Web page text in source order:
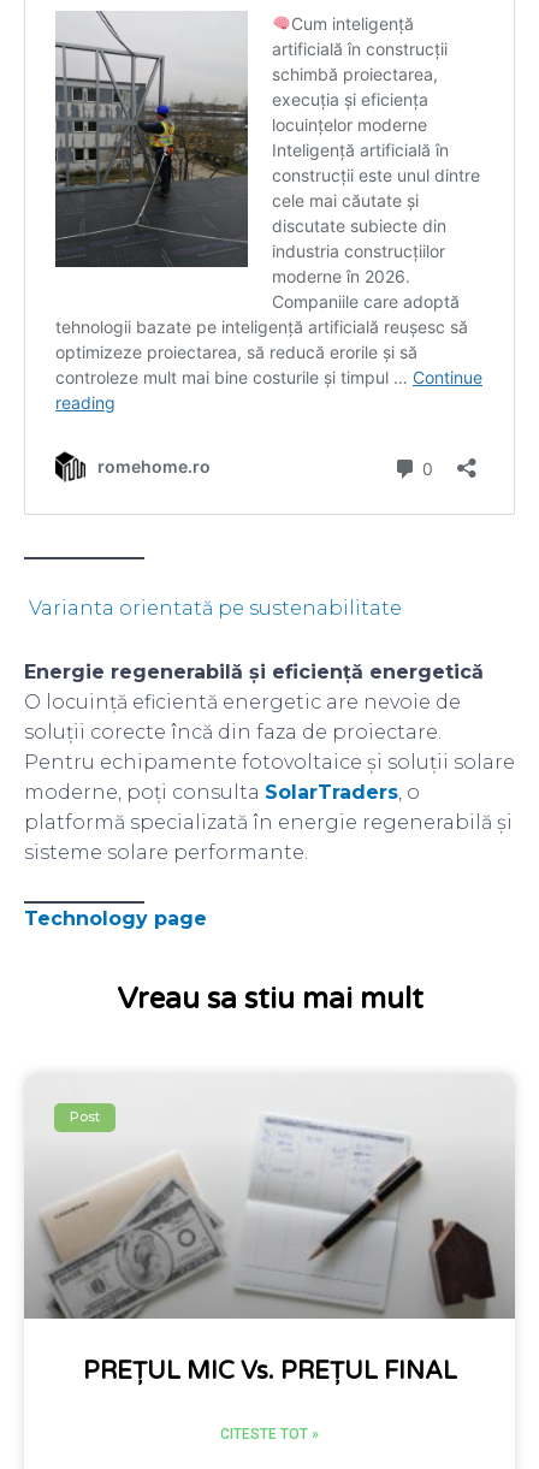
Varianta orientată pe sustenabilitate
Energie regenerabilă și eficiență energetică
O locuință eficientă energetic are nevoie de
soluții corecte încă din faza de proiectare.
Pentru echipamente fotovoltaice și soluții solare
moderne, poți consulta SolarTraders , o
platformă specializată în energie regenerabilă și
sisteme solare performante.
Technology page
Vreau sa stiu mai mult
Post
PREȚUL MIC Vs. PREȚUL FINAL
CITESTE TOT »